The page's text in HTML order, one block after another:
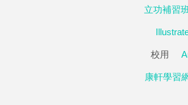
立功補習
校用
康軒學習